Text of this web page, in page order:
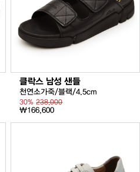
클락스 남성 샌들
천연소가죽/블랙/4.5cm
30%238,000
₩166,600